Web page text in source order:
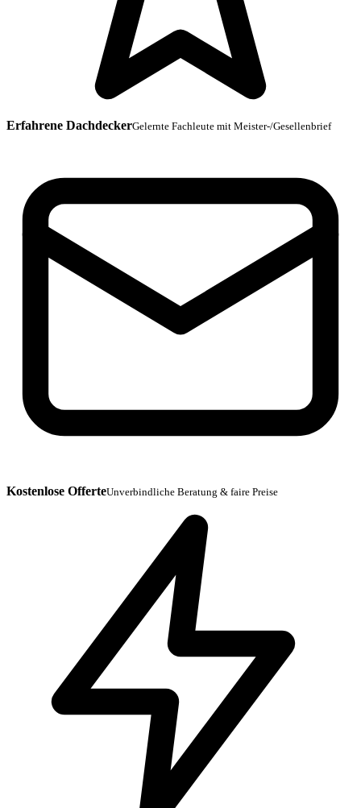
Erfahrene DachdeckerGelernte Fachleute mit Meister-/Gesellenbrief
Kostenlose OfferteUnverbindliche Beratung & faire Preise